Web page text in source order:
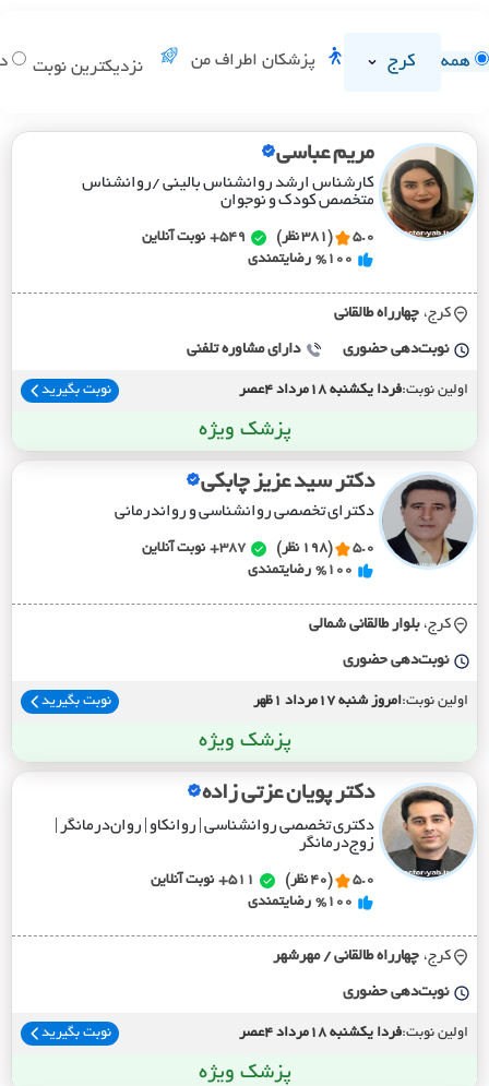
همه کرج پزشکان اطراف من نزدیکترین نوبت
مریم عباسی
کارشناس ارشد روانشناس بالینی /روانشناس
متخصص کودک و نوجوان
5.0 (381 نظر) 549+
نوبت آنلاین
%100 رضایتمندی
کرج، چهارراه طالقاني
نوبت‌دهی حضوری دارای مشاوره تلفنی
اولین نوبت:فردا یکشنبه 18مرداد 4عصر نوبت بگیرید
پزشک ویژه
دکتر سید عزیز چابکی
دکترای تخصصی روانشناسی و رواندرمانی
5.0 (198 نظر) 387+
نوبت آنلاین
%100 رضایتمندی
کرج، بلوار طالقاني شمالي
نوبت‌دهی حضوری
اولین نوبت:امروز شنبه 17مرداد 1ظهر نوبت بگیرید
پزشک ویژه
دکتر پویان عزتی‌ زاده
دکتری تخصصی روانشناسی | روانکاو | روان‌درمانگر |
زوج‌درمانگر
5.0 (40 نظر) 511+
نوبت آنلاین
%100 رضایتمندی
کرج، چهارراه طالقاني / مهرشهر
نوبت‌دهی حضوری
اولین نوبت:فردا یکشنبه 18مرداد 4عصر نوبت بگیرید
پزشک ویژه